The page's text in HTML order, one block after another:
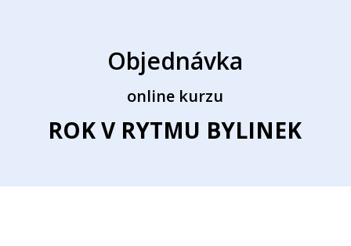
Objednávka
online kurzu
ROK V RYTMU BYLINEK